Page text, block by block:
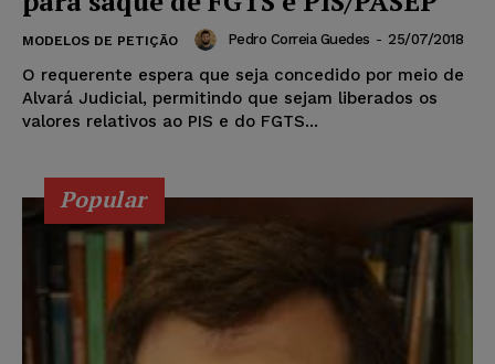
MODELOS DE PETIÇÃO Pedro Correia Guedes - 25/07/2018
O requerente espera que seja concedido por meio de
Alvará Judicial, permitindo que sejam liberados os
valores relativos ao PIS e do FGTS...
Popular